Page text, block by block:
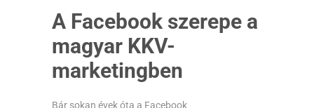
A Facebook szerepe a
magyar KKV-
marketingben
Bár sokan évek óta a Facebook